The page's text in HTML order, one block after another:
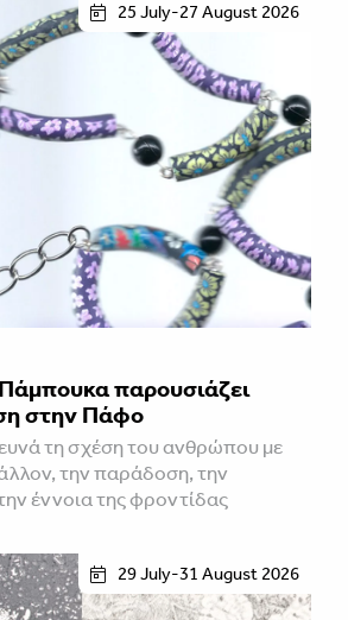
25 July-27 August 2026
παρουσιάζει
στην Πάφο
τη σχέση του ανθρώπου με
την παράδοση, την
έννοια της φροντίδας
29 July-31 August 2026